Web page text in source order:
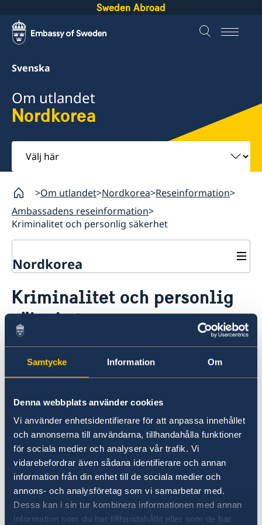
Samtycke Information Om
Denna webbplats använder cookies
Vi använder enhetsidentifierare för att anpassa innehållet
och annonserna till användarna, tillhandahålla funktioner
för sociala medier och analysera vår trafik. Vi
vidarebefordrar även sådana identifierare och annan
information från din enhet till de sociala medier och
annons- och analysföretag som vi samarbetar med.
Dessa kan i sin tur kombinera informationen med annan
information som du har tillhandahållit eller som de har
Sweden Abroad
Svenska
Om utlandet
Nordkorea
Välj
här
Om utlandet Nordkorea Reseinformation
Ambassadens reseinformation
Kriminalitet och personlig säkerhet
Nordkorea
Hjälp till svenskar i Nordkorea
Rösta i Nordkorea
Akut hjälp
Reseinformation
Ambassadens reseinformation
Aktuella händelser
Allmänna säkerhetsläget
Terrorism
In- och utresebestämmelser
Hälso- och sjukvård
Lokala lagar och sedvänjor
Kriminalitet och personlig säkerhet
Trafiksäkerhet
Försäkringsskydd
Övriga upplysningar
Kriminalitet och personlig
säkerhet
Överlag är den personliga säkerheten god. På
de flesta platser finns en omfattande polisiär
och militär närvaro.
Brott riktade mot utlänningar är ovanliga, men
ficktjuvar liksom andra småstölder kan
förekomma. Sedvanlig försiktighet bör iakttas.
Besökare rekommenderas att noga studera
utrymningsvägar på hotell samt överväga att
medföra ett resebrandlarm.